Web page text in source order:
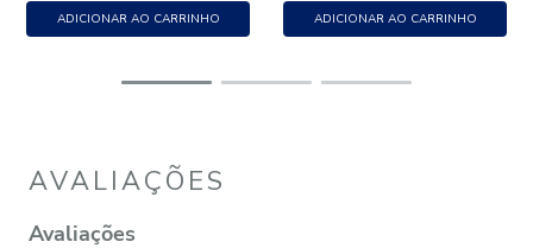
ADICIONAR AO CARRINHO ADICIONAR AO CARRINHO
AVALIAÇÕES
Avaliações